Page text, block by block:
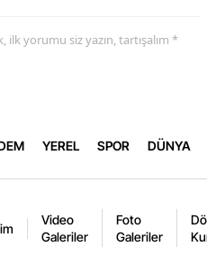
yorumu siz yazın, tartışalım *
YEREL SPOR DÜNYA
Video
Galeriler
Foto
Galeriler